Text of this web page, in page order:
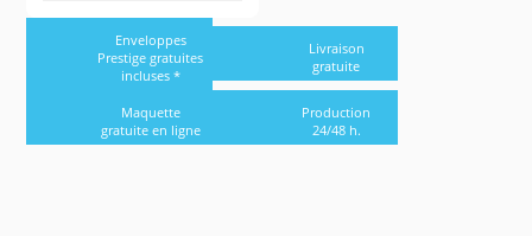
Enveloppes
Prestige gratuites
incluses *
Livraison
gratuite
Maquette
gratuite en ligne
Production
24/48 h.